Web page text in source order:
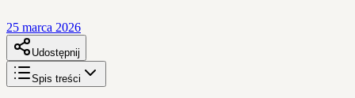
25 marca 2026
Udostępnij
Spis treści